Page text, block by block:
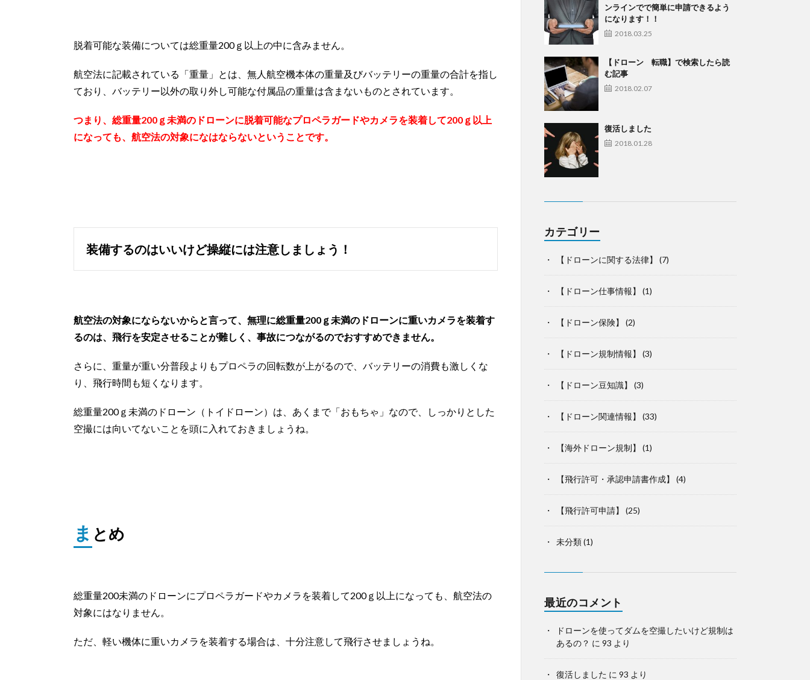
脱着可能な装備については総重量200ｇ以上の中に含みません。
航空法に記載されている「重量」とは、無人航空機本体の重量及びバッテリーの重量の合計を指し
ており、バッテリー以外の取り外し可能な付属品の重量は含まないものとされています。
つまり、総重量200ｇ未満のドローンに脱着可能なプロペラガードやカメラを装着して200ｇ以上
になっても、航空法の対象になはならないということです。
装備するのはいいけど操縦には注意しましょう！
航空法の対象にならないからと言って、無理に総重量200ｇ未満のドローンに重いカメラを装着す
るのは、飛行を安定させることが難しく、事故につながるのでおすすめできません。
さらに、重量が重い分普段よりもプロペラの回転数が上がるので、バッテリーの消費も激しくな
り、飛行時間も短くなります。
総重量200ｇ未満のドローン（トイドローン）は、あくまで「おもちゃ」なので、しっかりとした
空撮には向いてないことを頭に入れておきましょうね。
ま とめ
総重量200未満のドローンにプロペラガードやカメラを装着して200ｇ以上になっても、航空法の
対象にはなりません。
ただ、軽い機体に重いカメラを装着する場合は、十分注意して飛行させましょうね。
ンラインでで簡単に申請できるよう
になります！！
2018.03.25
【ドローン 転職】で検索したら読
む記事
2018.02.07
復活しました
2018.01.28
カテゴリー
【ドローンに関する法律】 (7)
【ドローン仕事情報】 (1)
【ドローン保険】 (2)
【ドローン規制情報】 (3)
【ドローン豆知識】 (3)
【ドローン関連情報】 (33)
【海外ドローン規制】 (1)
【飛行許可・承認申請書作成】 (4)
【飛行許可申請】 (25)
未分類(1)
最近のコメント
ドローンを使ってダムを空撮したいけど規制は
あるの？ に 93 より
復活しました に 93 より